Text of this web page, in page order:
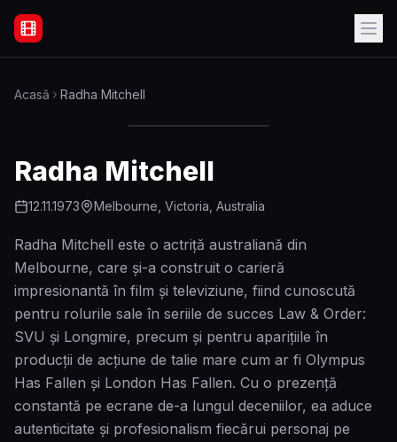
Filme Online Subtitrate - Acasă
Acasă Radha Mitchell
Radha Mitchell
12.11.1973 Melbourne, Victoria, Australia
Radha Mitchell este o actriță australiană din
Melbourne, care și-a construit o carieră
impresionantă în film și televiziune, fiind cunoscută
pentru rolurile sale în seriile de succes Law & Order:
SVU și Longmire, precum și pentru aparițiile în
producții de acțiune de talie mare cum ar fi Olympus
Has Fallen și London Has Fallen. Cu o prezență
constantă pe ecrane de-a lungul deceniilor, ea aduce
autenticitate și profesionalism fiecărui personaj pe